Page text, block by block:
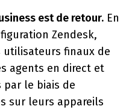
est de retour. En
Zendesk,
utilisateurs finaux de
agents en direct et
par le biais de
sur leurs appareils